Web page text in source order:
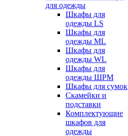
для одежды
Шкафы для
одежды LS
Шкафы для
одежды ML
Шкафы для
одежды WL
Шкафы для
одежды ШРМ
Шкафы для сумок
Скамейки и
подставки
Комплектующие
шкафов для
одежды